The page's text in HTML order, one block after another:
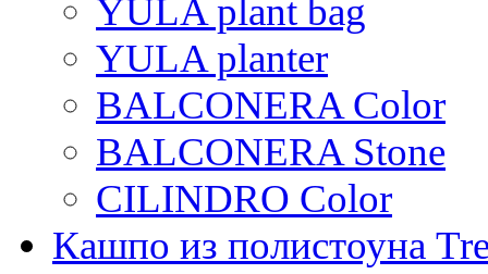
YULA plant bag
YULA planter
BALCONERA Color
BALCONERA Stone
CILINDRO Color
Кашпо из полистоуна